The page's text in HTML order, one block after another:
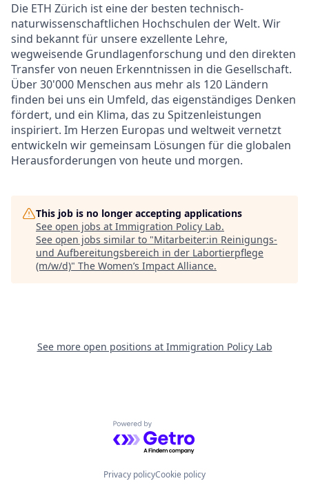
Die ETH Zürich ist eine der besten technisch-
naturwissenschaftlichen Hochschulen der Welt. Wir
sind bekannt für unsere exzellente Lehre,
wegweisende Grundlagenforschung und den direkten
Transfer von neuen Erkenntnissen in die Gesellschaft.
Über 30'000 Menschen aus mehr als 120 Ländern
finden bei uns ein Umfeld, das eigenständiges Denken
fördert, und ein Klima, das zu Spitzenleistungen
inspiriert. Im Herzen Europas und weltweit vernetzt
entwickeln wir gemeinsam Lösungen für die globalen
Herausforderungen von heute und morgen.
This job is no longer accepting applications
See open jobs at Immigration Policy Lab.
See open jobs similar to "Mitarbeiter:in Reinigungs-
und Aufbereitungsbereich in der Labortierpflege
(m/w/d)" The Women’s Impact Alliance.
See more open positions at Immigration Policy Lab
Powered by Getro.com
Privacy policyCookie policy